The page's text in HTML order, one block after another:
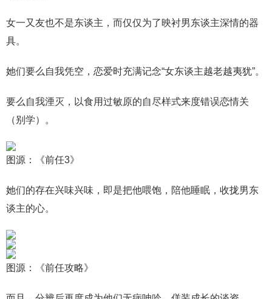
女一又友也不是东谈主，而仅仅为了映衬男东谈主深情的器
具。
她们要么自我凭空，恋爱时充满记念“女东谈主越老越夷犹”。
要么自我湮灭，以食用过敏原的自尽样式来度错误恋情关
（别学）。
图源：《前任3》
她们的存在兴味兴味，即是把他喂饱，陪他睡眠，收拢男东
谈主的心。
图源：《前任攻略》